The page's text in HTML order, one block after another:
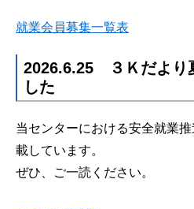
就業会員募集一覧表
2026.6.25 ３Ｋだより
した
当センターにおける安全就業
載しています。
ぜひ、ご一読ください。